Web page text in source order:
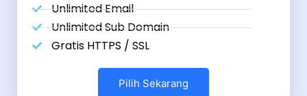
Unlimited Email
Unlimited Sub Domain
Gratis HTTPS / SSL
Pilih Sekarang